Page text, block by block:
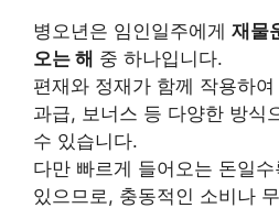
병오년은 임인일주에게 재물
오는 해 중 하나입니다.
편재와 정재가 함께 작용하
과급, 보너스 등 다양한 방식
수 있습니다.
다만 빠르게 들어오는 돈일
있으므로, 충동적인 소비나